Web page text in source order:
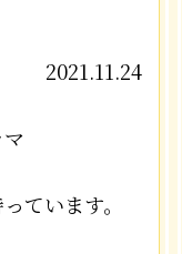
2021.11.24
ています。